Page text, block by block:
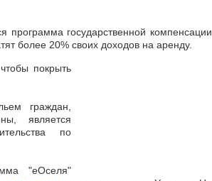
программа государственной компенсации
более 20% своих доходов на аренду.
покрыть
граждан,
является
по
"еОселя"